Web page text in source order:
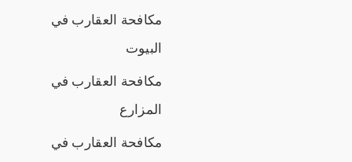
مكافحة العقارب في
البيوت
مكافحة العقارب في
المزارع
مكافحة العقارب في